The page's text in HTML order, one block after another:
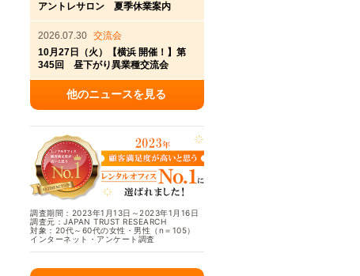
アントレサロン 夏季休業案内
2026.07.30 交流会
10月27日（火）【横浜 開催！】第
345回 昼下がり異業種交流会
他のニュースを見る
調査期間：2023年1月13日～2023年1月16日
調査元：JAPAN TRUST RESEARCH
対象：20代～60代の女性・男性（n＝105）
インターネット・アンケート調査